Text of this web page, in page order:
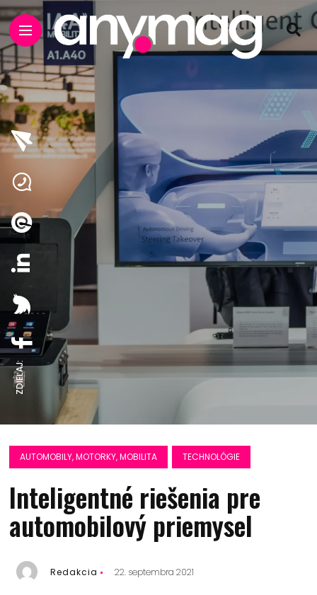
ZDIEĽAJ:
AUTOMOBILY, MOTORKY, MOBILITA TECHNOLÓGIE
Inteligentné riešenia pre
automobilový priemysel
Redakcia 22. septembra 2021